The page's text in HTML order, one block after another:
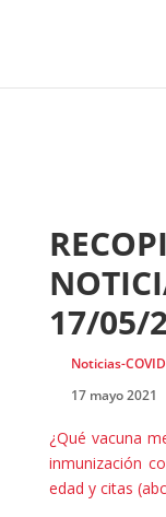
17/05/
Noticias-
17 mayo 2021
¿Qué vacuna
inmunización
edad y citas